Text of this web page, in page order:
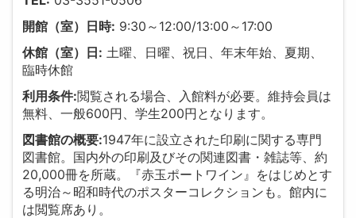
開館（室）日時: 9:30～12:00/13:00～17:00
休館（室）日: 土曜、日曜、祝日、年末年始、夏期、
臨時休館
利用条件:閲覧される場合、入館料が必要。維持会員は
無料、一般600円、学生200円となります。
図書館の概要:1947年に設立された印刷に関する専門
図書館。国内外の印刷及びその関連図書・雑誌等、約
20,000冊を所蔵。『赤玉ポートワイン』をはじめとす
る明治～昭和時代のポスターコレクションも。館内に
は閲覧席あり。